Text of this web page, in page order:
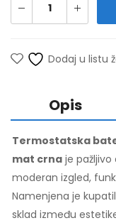
Dodaj u listu
Opis
Termostatska
mat crna je
moderan izgled,
Namenjena je
sklad između